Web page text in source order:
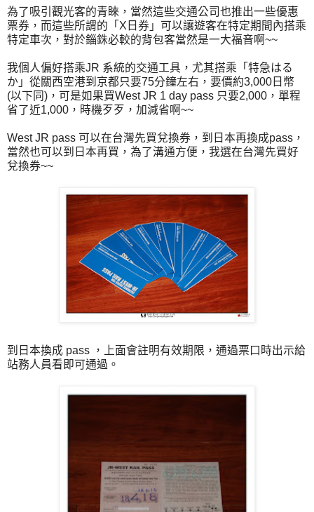
為了吸引觀光客的青睞，當然這些交通公司也推出一些優惠
票券，而這些所謂的「X日券」可以讓遊客在特定期間內搭乘
特定車次，對於錙銖必較的背包客當然是一大福音啊~~
我個人偏好搭乘JR 系統的交通工具，尤其搭乘「特急はる
か」從關西空港到京都只要75分鐘左右，要價約3,000日幣
(以下同)，可是如果買West JR 1 day pass 只要2,000，單程
省了近1,000，時機歹歹，加減省啊~~
West JR pass 可以在台灣先買兌換券，到日本再換成pass，
當然也可以到日本再買，為了溝通方便，我選在台灣先買好
兌換券~~
到日本換成 pass ，上面會註明有效期限，通過票口時出示給
站務人員看即可通過。